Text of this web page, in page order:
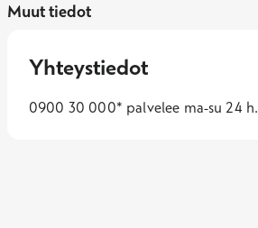
Muut tiedot
Yhteystiedot
0900 30 000* palvelee ma-su 24 h.